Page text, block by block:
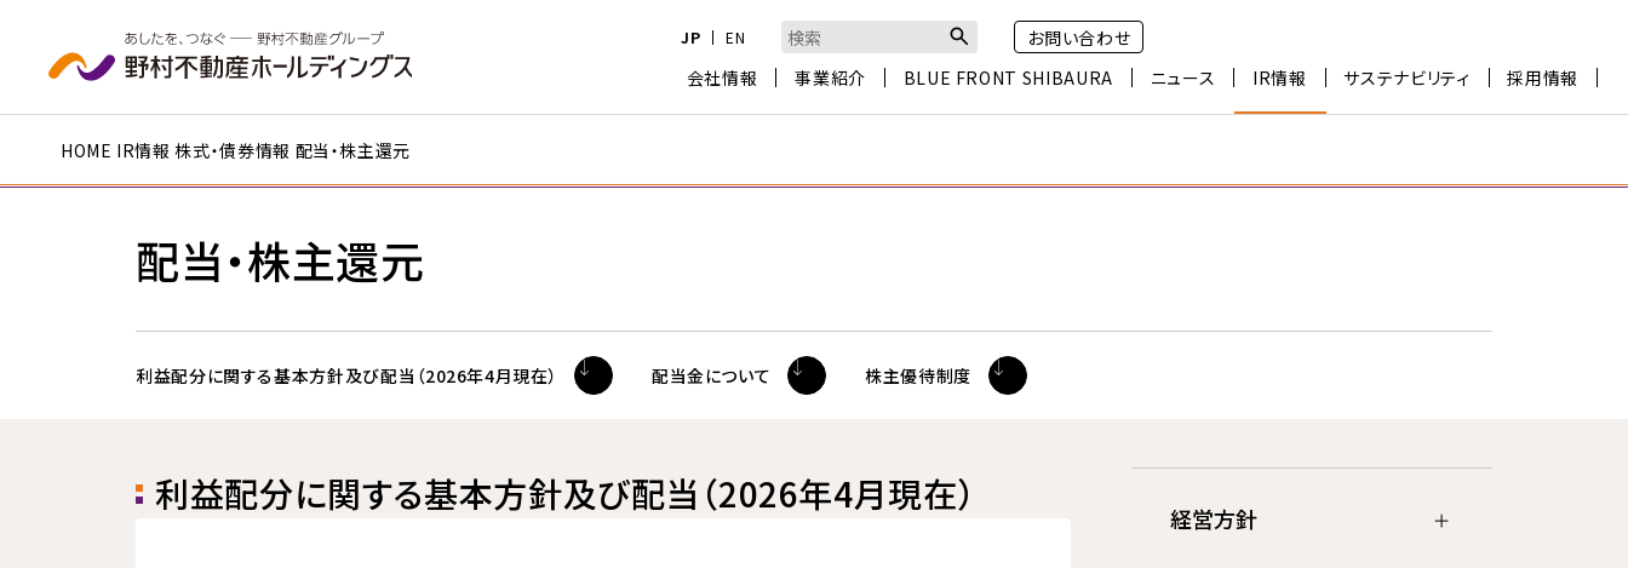
JP EN 検索キーワード入力
お問い合わせ
会社情報
事業紹介 BLUE FRONT SHIBAURA ニュース IR情報 サステナビリティ 採用情報
HOME IR情報 株式・債券情報 配当・株主還元
配当・株主還元
利益配分に関する基本方針及び配当（2026年4月現在） 配当金について 株主優待制度
利益配分に関する基本方針及び配当（2026年4月現在）
経営方針